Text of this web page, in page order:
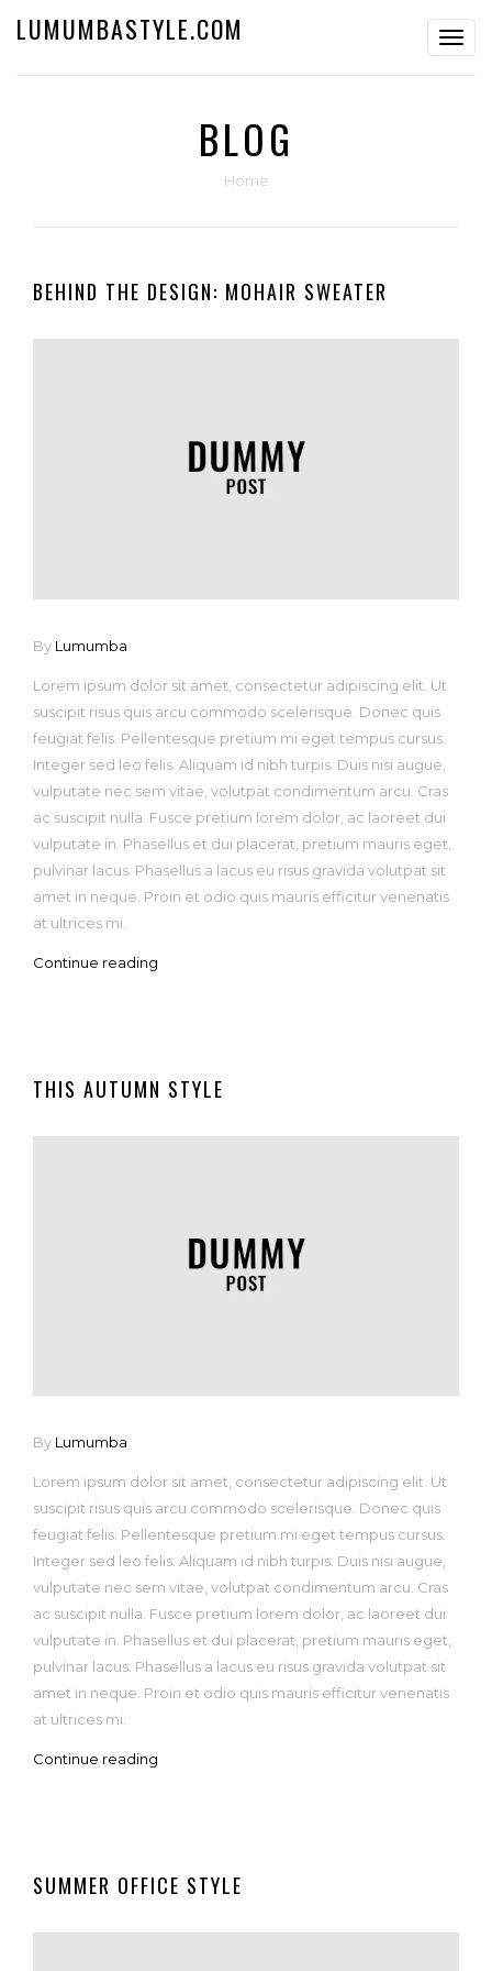
LUMUMBASTYLE.COM
BLOG
Home
BEHIND THE DESIGN: MOHAIR SWEATER
By Lumumba
Lorem ipsum dolor sit amet, consectetur adipiscing elit. Ut
suscipit risus quis arcu commodo scelerisque. Donec quis
feugiat felis. Pellentesque pretium mi eget tempus cursus.
Integer sed leo felis. Aliquam id nibh turpis. Duis nisi augue,
vulputate nec sem vitae, volutpat condimentum arcu. Cras
ac suscipit nulla. Fusce pretium lorem dolor, ac laoreet dui
vulputate in. Phasellus et dui placerat, pretium mauris eget,
pulvinar lacus. Phasellus a lacus eu risus gravida volutpat sit
amet in neque. Proin et odio quis mauris efficitur venenatis
at ultrices mi.
Continue reading
THIS AUTUMN STYLE
By Lumumba
Lorem ipsum dolor sit amet, consectetur adipiscing elit. Ut
suscipit risus quis arcu commodo scelerisque. Donec quis
feugiat felis. Pellentesque pretium mi eget tempus cursus.
Integer sed leo felis. Aliquam id nibh turpis. Duis nisi augue,
vulputate nec sem vitae, volutpat condimentum arcu. Cras
ac suscipit nulla. Fusce pretium lorem dolor, ac laoreet dui
vulputate in. Phasellus et dui placerat, pretium mauris eget,
pulvinar lacus. Phasellus a lacus eu risus gravida volutpat sit
amet in neque. Proin et odio quis mauris efficitur venenatis
at ultrices mi.
Continue reading
SUMMER OFFICE STYLE